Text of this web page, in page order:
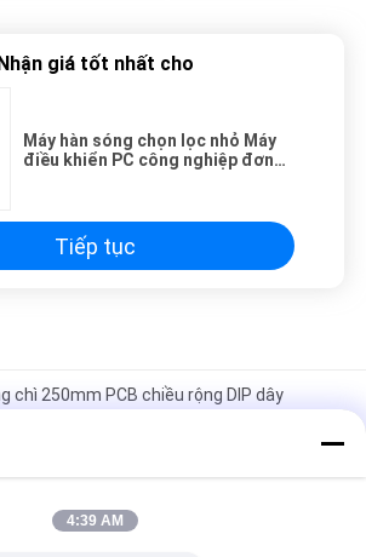
Nhận giá tốt nhất cho
Máy hàn sóng chọn lọc nhỏ Máy
điều khiển PC công nghiệp đơn
Tiếp tục
chì 250mm PCB chiều rộng DIP dây
không chì PC250DS, PC300DS,
sản xuất PCB DIP
lọc trực tuyến đơn đầu Industrial PC
4:39 AM